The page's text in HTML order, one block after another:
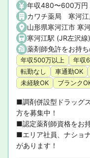
年収480〜600万円
カワチ薬局 寒河江
山形県寒河江市 寒
寒河江駅 (JR左沢線)
薬剤師免許をお持
年収500万以上 年収
転勤なし
車通勤OK
未経験OK
ブランク
■調剤併設型ドラッグ
方を募集中！
■認定薬剤師資格をお
■エリア社員、ナショ
があります！